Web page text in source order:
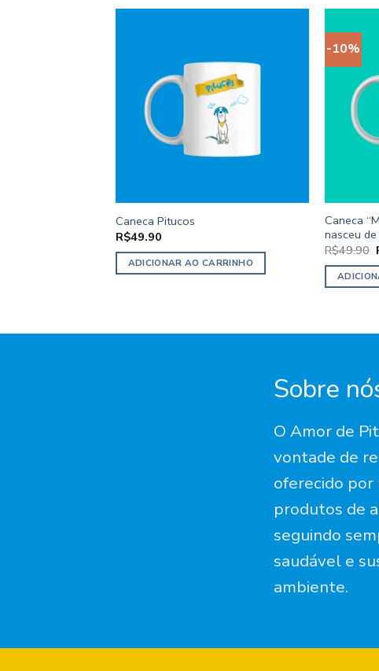
Caneca Pitucos
R$49.90
ADICIONAR AO CARRINHO
-10%
Caneca
nasceu de
R$49.90
Sobre
O Amor de
vontade de
oferecido por
produtos de
seguindo
saudável e
ambiente.